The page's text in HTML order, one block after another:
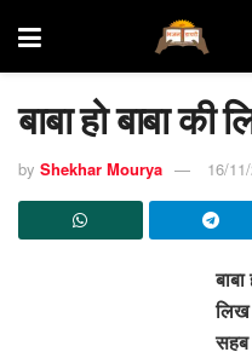
बाबा हो बाबा
by Shekhar Mourya 16/
लिख